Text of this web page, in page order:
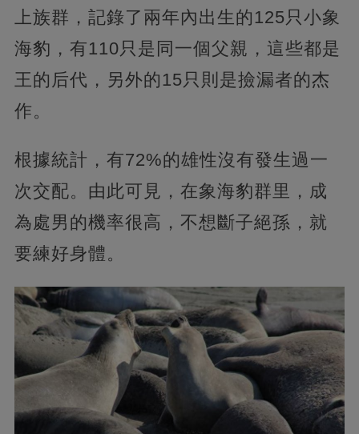
上族群，記錄了兩年內出生的125只小象
海豹，有110只是同一個父親，這些都是
王的后代，另外的15只則是撿漏者的杰
作。
根據統計，有72%的雄性沒有發生過一
次交配。由此可見，在象海豹群里，成
為處男的機率很高，不想斷子絕孫，就
要練好身體。